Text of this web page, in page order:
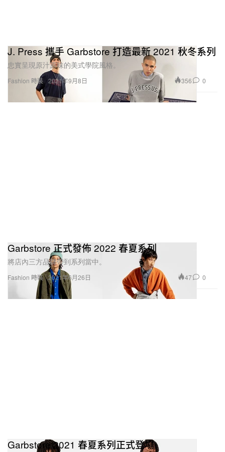
Fashion 時裝
J. Press 攜手 Garbstore 打造最新 2021 秋冬系列
忠實呈現原汁原味的美式學院風格。
2021年9月8日 356 0
Fashion 時裝
Garbstore 正式發佈 2022 春夏系列
將店內三方品牌帶到系列當中。
2021年6月26日 47 0
Garbstore 2021 春夏系列正式登場